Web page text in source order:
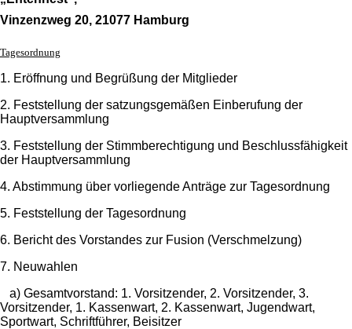
Vinzenzweg 20, 21077 Hamburg
Tagesordnung
1. Eröffnung und Begrüßung der Mitglieder
2. Feststellung der satzungsgemäßen Einberufung der
Hauptversammlung
3. Feststellung der Stimmberechtigung und Beschlussfähigkeit
der Hauptversammlung
4. Abstimmung über vorliegende Anträge zur Tagesordnung
5. Feststellung der Tagesordnung
6. Bericht des Vorstandes zur Fusion (Verschmelzung)
7. Neuwahlen
a) Gesamtvorstand: 1. Vorsitzender, 2. Vorsitzender, 3.
Vorsitzender, 1. Kassenwart, 2. Kassenwart, Jugendwart,
Sportwart, Schriftführer, Beisitzer